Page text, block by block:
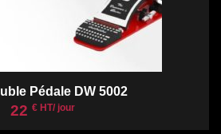
Pédale DW 5002
22 € HT/ jour